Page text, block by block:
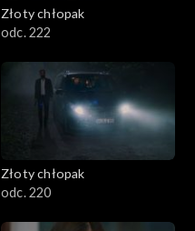
Złoty chłopak
odc. 222
Złoty chłopak
odc. 220